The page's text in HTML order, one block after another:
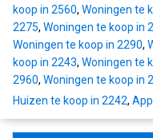
koop in 2560, Woningen te
2275, Woningen te koop in
Woningen te koop in 2290,
koop in 2243, Woningen te
2960, Woningen te koop in
Huizen te koop in 2242,